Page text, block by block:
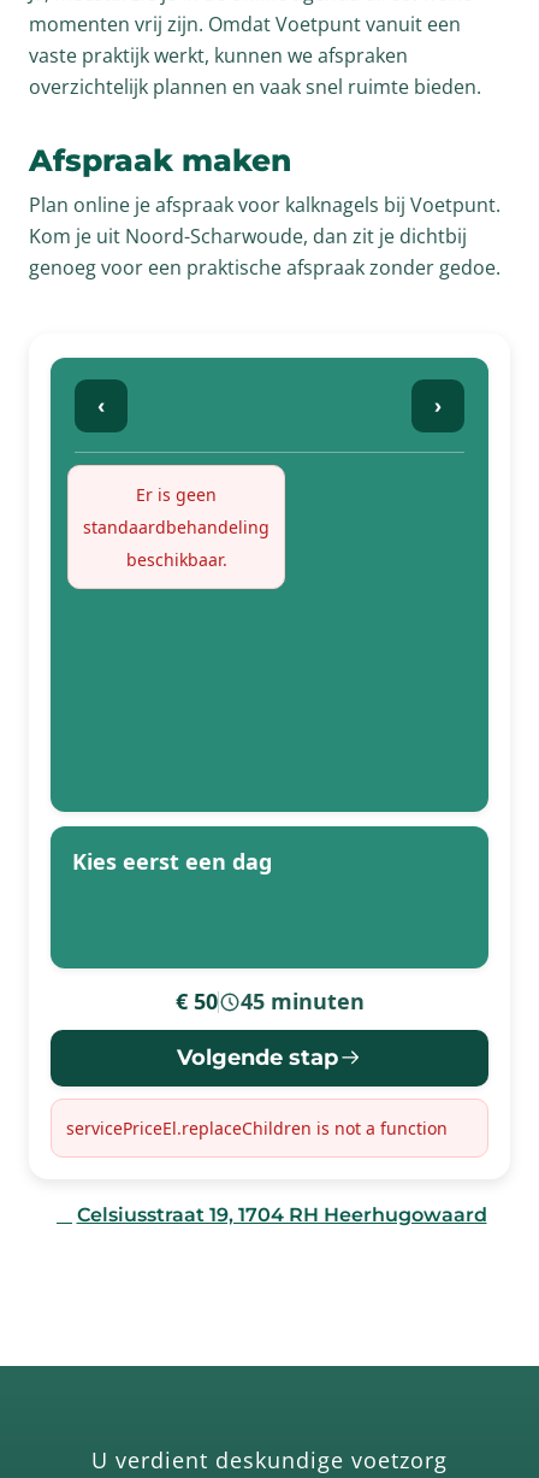
momenten vrij zijn. Omdat Voetpunt vanuit een
vaste praktijk werkt, kunnen we afspraken
overzichtelijk plannen en vaak snel ruimte bieden.
Afspraak maken
Plan online je afspraak voor kalknagels bij Voetpunt.
Kom je uit Noord-Scharwoude, dan zit je dichtbij
genoeg voor een praktische afspraak zonder gedoe.
‹ ›
Er is geen
standaardbehandeling
beschikbaar.
Kies eerst een dag
€ 50- 45 minuten
Volgende stap
servicePriceEl.replaceChildren is not a function
Celsiusstraat 19, 1704 RH Heerhugowaard
U verdient deskundige voetzorg